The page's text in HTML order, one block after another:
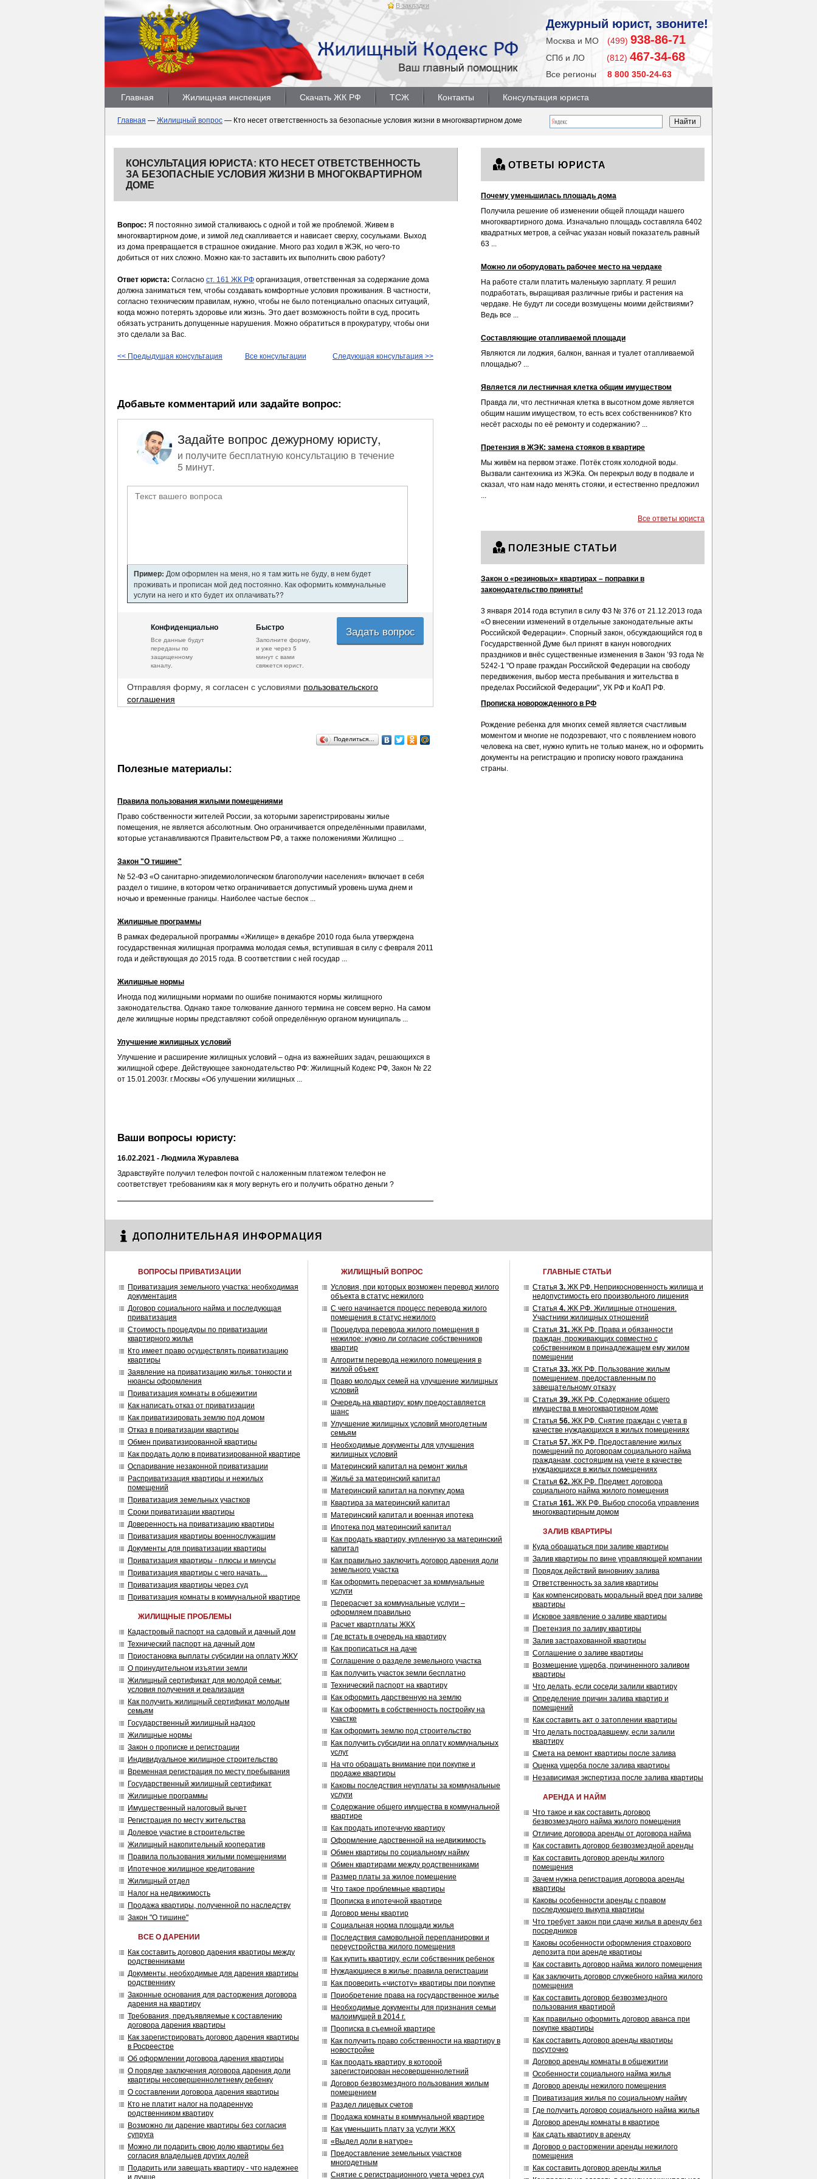
В закладки
Дежурный юрист, звоните!
Москва и МО (499) 938-86-71
СПб и ЛО (812) 467-34-68
Все регионы 8 800 350-24-63
Главная Жилищная инспекция Скачать ЖК РФ ТСЖ Контакты Консультация юриста
Главная — Жилищный вопрос — Кто несет ответственность за безопасные условия жизни в многоквартирном доме
КОНСУЛЬТАЦИЯ ЮРИСТА: КТО НЕСЕТ ОТВЕТСТВЕННОСТЬ
ЗА БЕЗОПАСНЫЕ УСЛОВИЯ ЖИЗНИ В МНОГОКВАРТИРНОМ
ДОМЕ
Вопрос: Я постоянно зимой сталкиваюсь с одной и той же проблемой. Живем в
многоквартирном доме, и зимой лед скапливается и нависает сверху, сосульками. Выход
из дома превращается в страшное ожидание. Много раз ходил в ЖЭК, но чего-то
добиться от них сложно. Можно как-то заставить их выполнить свою работу?
Ответ юриста: Согласно ст. 161 ЖК РФ организация, ответственная за содержание дома
должна заниматься тем, чтобы создавать комфортные условия проживания. В частности,
согласно техническим правилам, нужно, чтобы не было потенциально опасных ситуаций,
когда можно потерять здоровье или жизнь. Это дает возможность пойти в суд, просить
обязать устранить допущенные нарушения. Можно обратиться в прокуратуру, чтобы они
это сделали за Вас.
<< Предыдущая консультация Следующая консультация >>
Все консультации
Добавьте комментарий или задайте вопрос:
Задайте вопрос дежурному юристу,
и получите бесплатную консультацию в течение
5 минут.
Пример: Дом оформлен на меня, но я там жить не буду, в нем будет
проживать и прописан мой дед постоянно. Как оформить коммунальные
услуги на него и кто будет их оплачивать??
Конфиденциально
Все данные будут
переданы по
защищенному
каналу.
Быстро
Заполните форму,
и уже через 5
минут с вами
свяжется юрист.
Задать вопрос
Отправляя форму, я согласен с условиями пользовательского
соглашения
Поделиться…
Полезные материалы:
Правила пользования жилыми помещениями
Право собственности жителей России, за которыми зарегистрированы жилые
помещения, не является абсолютным. Оно ограничивается определёнными правилами,
которые устанавливаются Правительством РФ, а также положениями Жилищно ...
Закон "О тишине"
№ 52-ФЗ «О санитарно-эпидемиологическом благополучии населения» включает в себя
раздел о тишине, в котором четко ограничивается допустимый уровень шума днем и
ночью и временные границы. Наиболее частые беспок ...
Жилищные программы
В рамках федеральной программы «Жилище» в декабре 2010 года была утверждена
государственная жилищная программа молодая семья, вступившая в силу с февраля 2011
года и действующая до 2015 года. В соответствии с ней государ ...
Жилищные нормы
Иногда под жилищными нормами по ошибке понимаются нормы жилищного
законодательства. Однако такое толкование данного термина не совсем верно. На самом
деле жилищные нормы представляют собой определённую органом муниципаль ...
Улучшение жилищных условий
Улучшение и расширение жилищных условий – одна из важнейших задач, решающихся в
жилищной сфере. Действующее законодательство РФ: Жилищный Кодекс РФ, Закон № 22
от 15.01.2003г. г.Москвы «Об улучшении жилищных ...
Ваши вопросы юристу:
16.02.2021 - Людмила Журавлева
Здравствуйте получил телефон почтой с наложенным платежом телефон не
соответствует требованиям как я могу вернуть его и получить обратно деньги ?
ОТВЕТЫ ЮРИСТА
Почему уменьшилась площадь дома
Получила решение об изменении общей площади нашего
многоквартирного дома. Изначально площадь составляла 6402
квадратных метров, а сейчас указан новый показатель равный
63 ...
Можно ли оборудовать рабочее место на чердаке
На работе стали платить маленькую зарплату. Я решил
подработать, выращивая различные грибы и растения на
чердаке. Не будут ли соседи возмущены моими действиями?
Ведь все ...
Составляющие отапливаемой площади
Являются ли лоджия, балкон, ванная и туалет отапливаемой
площадью? ...
Является ли лестничная клетка общим имуществом
Правда ли, что лестничная клетка в высотном доме является
общим нашим имуществом, то есть всех собственников? Кто
несёт расходы по её ремонту и содержанию? ...
Претензия в ЖЭК: замена стояков в квартире
Мы живём на первом этаже. Потёк стояк холодной воды.
Вызвали сантехника из ЖЭКа. Он перекрыл воду в подвале и
сказал, что нам надо менять стояки, и естественно предложил
...
Все ответы юриста
ПОЛЕЗНЫЕ СТАТЬИ
Закон о «резиновых» квартирах – поправки в
законодательство приняты!
3 января 2014 года вступил в силу ФЗ № 376 от 21.12.2013 года
«О внесении изменений в отдельные законодательные акты
Российской Федерации». Спорный закон, обсуждающийся год в
Государственной Думе был принят в канун новогодних
праздников и внёс существенные изменения в Закон ’93 года №
5242-1 "О праве граждан Российской Федерации на свободу
передвижения, выбор места пребывания и жительства в
пределах Российской Федерации", УК РФ и КоАП РФ.
Прописка новорожденного в РФ
Рождение ребенка для многих семей является счастливым
моментом и многие не подозревают, что с появлением нового
человека на свет, нужно купить не только манеж, но и оформить
документы на регистрацию и прописку нового гражданина
страны.
ДОПОЛНИТЕЛЬНАЯ ИНФОРМАЦИЯ
ВОПРОСЫ ПРИВАТИЗАЦИИ
Приватизация земельного участка: необходимая
документация
Договор социального найма и последующая
приватизация
Стоимость процедуры по приватизации
квартирного жилья
Кто имеет право осуществлять приватизацию
квартиры
Заявление на приватизацию жилья: тонкости и
нюансы оформления
Приватизация комнаты в общежитии
Как написать отказ от приватизации
Как приватизировать землю под домом
Отказ в приватизации квартиры
Обмен приватизированной квартиры
Как продать долю в приватизированной квартире
Оспаривание незаконной приватизации
Расприватизация квартиры и нежилых
помещений
Приватизация земельных участков
Сроки приватизации квартиры
Доверенность на приватизацию квартиры
Приватизация квартиры военнослужащим
Документы для приватизации квартиры
Приватизация квартиры - плюсы и минусы
Приватизация квартиры с чего начать…
Приватизация квартиры через суд
Приватизация комнаты в коммунальной квартире
ЖИЛИЩНЫЕ ПРОБЛЕМЫ
Кадастровый паспорт на садовый и дачный дом
Технический паспорт на дачный дом
Приостановка выплаты субсидии на оплату ЖКУ
О принудительном изъятии земли
Жилищный сертификат для молодой семьи:
условия получения и реализация
Как получить жилищный сертификат молодым
семьям
Государственный жилищный надзор
Жилищные нормы
Закон о прописке и регистрации
Индивидуальное жилищное строительство
Временная регистрация по месту пребывания
Государственный жилищный сертификат
Жилищные программы
Имущественный налоговый вычет
Регистрация по месту жительства
Долевое участие в строительстве
Жилищный накопительный кооператив
Правила пользования жилыми помещениями
Ипотечное жилищное кредитование
Жилищный отдел
Налог на недвижимость
Продажа квартиры, полученной по наследству
Закон "О тишине"
ВСЕ О ДАРЕНИИ
Как составить договор дарения квартиры между
родственниками
Документы, необходимые для дарения квартиры
родственнику
Законные основания для расторжения договора
дарения на квартиру
Требования, предъявляемые к составлению
договора дарения квартиры
Как зарегистрировать договор дарения квартиры
в Росреестре
Об оформлении договора дарения квартиры
О порядке заключения договора дарения доли
квартиры несовершеннолетнему ребенку
О составлении договора дарения квартиры
Кто не платит налог на подаренную
родственником квартиру
Возможно ли дарение квартиры без согласия
супруга
Можно ли подарить свою долю квартиры без
согласия владельцев других долей
Подарить или завещать квартиру - что надежнее
и лучше
ЖИЛИЩНЫЙ ВОПРОС
Условия, при которых возможен перевод жилого
объекта в статус нежилого
С чего начинается процесс перевода жилого
помещения в статус нежилого
Процедура перевода жилого помещения в
нежилое: нужно ли согласие собственников
квартир
Алгоритм перевода нежилого помещения в
жилой объект
Право молодых семей на улучшение жилищных
условий
Очередь на квартиру: кому предоставляется
шанс
Улучшение жилищных условий многодетным
семьям
Необходимые документы для улучшения
жилищных условий
Материнский капитал на ремонт жилья
Жильё за материнский капитал
Материнский капитал на покупку дома
Квартира за материнский капитал
Материнский капитал и военная ипотека
Ипотека под материнский капитал
Как продать квартиру, купленную за материнский
капитал
Как правильно заключить договор дарения доли
земельного участка
Как оформить перерасчет за коммунальные
услуги
Перерасчет за коммунальные услуги –
оформляем правильно
Расчет квартплаты ЖКХ
Где встать в очередь на квартиру
Как прописаться на даче
Соглашение о разделе земельного участка
Как получить участок земли бесплатно
Технический паспорт на квартиру
Как оформить дарственную на землю
Как оформить в собственность постройку на
участке
Как оформить землю под строительство
Как получить субсидии на оплату коммунальных
услуг
На что обращать внимание при покупке и
продаже квартиры
Каковы последствия неуплаты за коммунальные
услуги
Содержание общего имущества в коммунальной
квартире
Как продать ипотечную квартиру
Оформление дарственной на недвижимость
Обмен квартиры по социальному найму
Обмен квартирами между родственниками
Размер платы за жилое помещение
Что такое проблемные квартиры
Прописка в ипотечной квартире
Договор мены квартир
Социальная норма площади жилья
Последствия самовольной перепланировки и
переустройства жилого помещения
Как купить квартиру, если собственник ребенок
Нуждающиеся в жилье: правила регистрации
Как проверить «чистоту» квартиры при покупке
Приобретение права на государственное жилье
Необходимые документы для признания семьи
малоимущей в 2014 г.
Прописка в съемной квартире
Как получить право собственности на квартиру в
новостройке
Как продать квартиру, в которой
зарегистрирован несовершеннолетний
Договор безвозмездного пользования жилым
помещением
Раздел лицевых счетов
Продажа комнаты в коммунальной квартире
Как уменьшить плату за услуги ЖКХ
«Выдел доли в натуре»
Предоставление земельных участков
многодетным
Снятие с регистрационного учета через суд
ГЛАВНЫЕ СТАТЬИ
Статья 3. ЖК РФ. Неприкосновенность жилища и
недопустимость его произвольного лишения
Статья 4. ЖК РФ. Жилищные отношения.
Участники жилищных отношений
Статья 31. ЖК РФ. Права и обязанности
граждан, проживающих совместно с
собственником в принадлежащем ему жилом
помещении
Статья 33. ЖК РФ. Пользование жилым
помещением, предоставленным по
завещательному отказу
Статья 39. ЖК РФ. Содержание общего
имущества в многоквартирном доме
Статья 56. ЖК РФ. Снятие граждан с учета в
качестве нуждающихся в жилых помещениях
Статья 57. ЖК РФ. Предоставление жилых
помещений по договорам социального найма
гражданам, состоящим на учете в качестве
нуждающихся в жилых помещениях
Статья 62. ЖК РФ. Предмет договора
социального найма жилого помещения
Статья 161. ЖК РФ. Выбор способа управления
многоквартирным домом
ЗАЛИВ КВАРТИРЫ
Куда обращаться при заливе квартиры
Залив квартиры по вине управляющей компании
Порядок действий виновнику залива
Ответственность за залив квартиры
Как компенсировать моральный вред при заливе
квартиры
Исковое заявление о заливе квартиры
Претензия по заливу квартиры
Залив застрахованной квартиры
Соглашение о заливе квартиры
Возмещение ущерба, причиненного заливом
квартиры
Что делать, если соседи залили квартиру
Определение причин залива квартир и
помещений
Как составить акт о затоплении квартиры
Что делать пострадавшему, если залили
квартиру
Смета на ремонт квартиры после залива
Оценка ущерба после залива квартиры
Независимая экспертиза после залива квартиры
АРЕНДА И НАЙМ
Что такое и как составить договор
безвозмездного найма жилого помещения
Отличие договора аренды от договора найма
Как составить договор безвозмездной аренды
Как составить договор аренды жилого
помещения
Зачем нужна регистрация договора аренды
квартиры
Каковы особенности аренды с правом
последующего выкупа квартиры
Что требует закон при сдаче жилья в аренду без
посредников
Каковы особенности оформления страхового
депозита при аренде квартиры
Как составить договор найма жилого помещения
Как заключить договор служебного найма жилого
помещения
Как составить договор безвозмездного
пользования квартирой
Как правильно оформить договор аванса при
покупке квартиры
Как составить договор аренды квартиры
посуточно
Договор аренды комнаты в общежитии
Особенности социального найма жилья
Договор аренды нежилого помещения
Приватизация жилья по социальному найму
Где получить договор социального найма жилья
Договор аренды комнаты в квартире
Как сдать квартиру в аренду
Договор о расторжении аренды нежилого
помещения
Как составить договор аренды жилья